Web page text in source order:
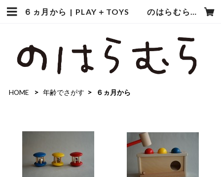
６ヵ月から | PLAY＋TOYS のはらむら
HOME 年齢でさがす ６ヵ月から